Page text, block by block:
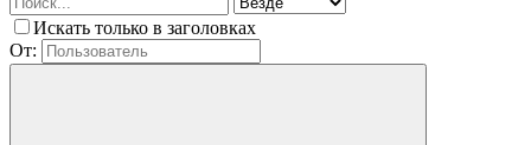
Искать только в заголовках
От: